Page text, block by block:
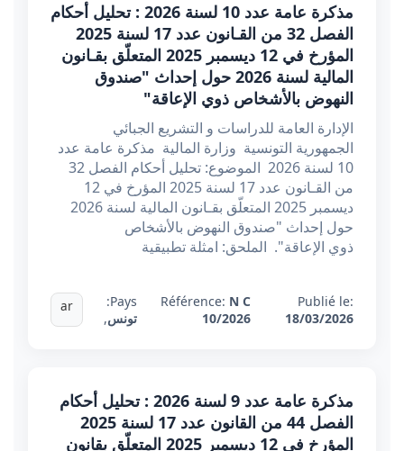
مذكرة عامة عدد 10 لسنة 2026 : تحليل أحكام
الفصل 32 من القـانون عدد 17 لسنة 2025
المؤرخ في 12 ديسمبر 2025 المتعلّق بقـانون
المالية لسنة 2026 حول إحداث "صندوق
النهوض بالأشخاص ذوي الإعاقة"
الإدارة العامة للدراسات و التشريع الجبائي
الجمهورية التونسية وزارة المالية مذكرة عامة عدد
10 لسنة 2026 الموضوع: تحليل أحكام الفصل 32
من القـانون عدد 17 لسنة 2025 المؤرخ في 12
ديسمبر 2025 المتعلّق بقـانون المالية لسنة 2026
حول إحداث "صندوق النهوض بالأشخاص
ذوي الإعاقة". الملحق: امثلة تطبيقية
Publié le:
18/03/2026
Référence: N C
10/2026
Pays:
تونس,
ar
مذكرة عامة عدد 9 لسنة 2026 : تحليل أحكام
الفصل 44 من القانون عدد 17 لسنة 2025
المؤرخ في 12 ديسمبر 2025 المتعلّق بقانون